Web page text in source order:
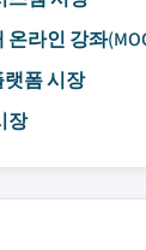
온라인 강좌
폼 시장
장